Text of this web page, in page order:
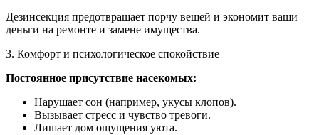
Дезинсекция предотвращает порчу вещей и экономит ваши
деньги на ремонте и замене имущества.
3. Комфорт и психологическое спокойствие
Постоянное присутствие насекомых:
Нарушает сон (например, укусы клопов).
Вызывает стресс и чувство тревоги.
Лишает дом ощущения уюта.